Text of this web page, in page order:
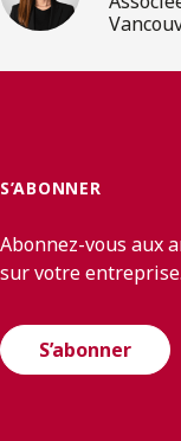
S’ABONNER
Abonnez-vous aux
sur votre entreprise.
S’abonner